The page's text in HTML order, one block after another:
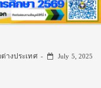
างประเทศ July 5, 2025